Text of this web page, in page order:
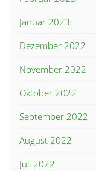
Januar 2023
Dezember 2022
November 2022
Oktober 2022
September 2022
August 2022
Juli 2022